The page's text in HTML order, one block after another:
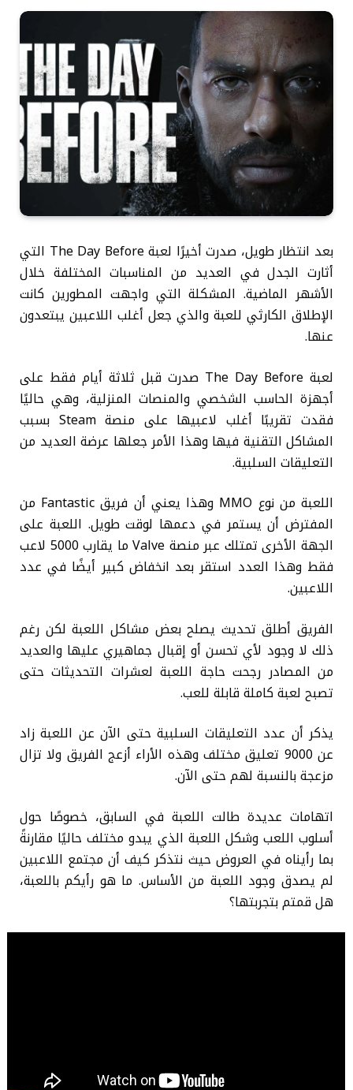
بعد انتظار طويل، صدرت أخيرًا لعبة The Day Before التي
أثارت الجدل في العديد من المناسبات المختلفة خلال
الأشهر الماضية. المشكلة التي واجهت المطورين كانت
الإطلاق الكارثي للعبة والذي جعل أغلب اللاعبين يبتعدون
عنها.
لعبة The Day Before صدرت قبل ثلاثة أيام فقط على
أجهزة الحاسب الشخصي والمنصات المنزلية، وهي حاليًا
فقدت تقريبًا أغلب لاعبيها على منصة Steam بسبب
المشاكل التقنية فيها وهذا الأمر جعلها عرضة العديد من
التعليقات السلبية.
اللعبة من نوع MMO وهذا يعني أن فريق Fantastic من
المفترض أن يستمر في دعمها لوقت طويل. اللعبة على
الجهة الأخرى تمتلك عبر منصة Valve ما يقارب 5000 لاعب
فقط وهذا العدد استقر بعد انخفاض كبير أيضًا في عدد
اللاعبين.
الفريق أطلق تحديث يصلح بعض مشاكل اللعبة لكن رغم
ذلك لا وجود لأي تحسن أو إقبال جماهيري عليها والعديد
من المصادر رجحت حاجة اللعبة لعشرات التحديثات حتى
تصبح لعبة كاملة قابلة للعب.
يذكر أن عدد التعليقات السلبية حتى الآن عن اللعبة زاد
عن 9000 تعليق مختلف وهذه الأراء أزعج الفريق ولا تزال
مزعجة بالنسبة لهم حتى الآن.
اتهامات عديدة طالت اللعبة في السابق، خصوصًا حول
أسلوب اللعب وشكل اللعبة الذي يبدو مختلف حاليًا مقارنةً
بما رأيناه في العروض حيث نتذكر كيف أن مجتمع اللاعبين
لم يصدق وجود اللعبة من الأساس. ما هو رأيكم باللعبة،
هل قمتم بتجربتها؟